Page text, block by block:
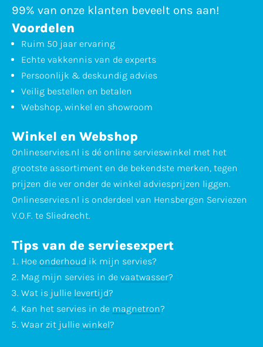
99% van onze klanten beveelt ons aan!
Voordelen
Ruim 50 jaar ervaring
Echte vakkennis van de experts
Persoonlijk & deskundig advies
Veilig bestellen en betalen
Webshop, winkel en showroom
Winkel en Webshop
Onlineservies.nl is dé online servieswinkel met het
grootste assortiment en de bekendste merken, tegen
prijzen die ver onder de winkel adviesprijzen liggen.
Onlineservies.nl is onderdeel van Hensbergen Serviezen
V.O.F. te Sliedrecht.
Tips van de serviesexpert
Hoe onderhoud ik mijn servies?
Mag mijn servies in de vaatwasser?
Wat is jullie levertijd?
Kan het servies in de magnetron?
Waar zit jullie winkel?